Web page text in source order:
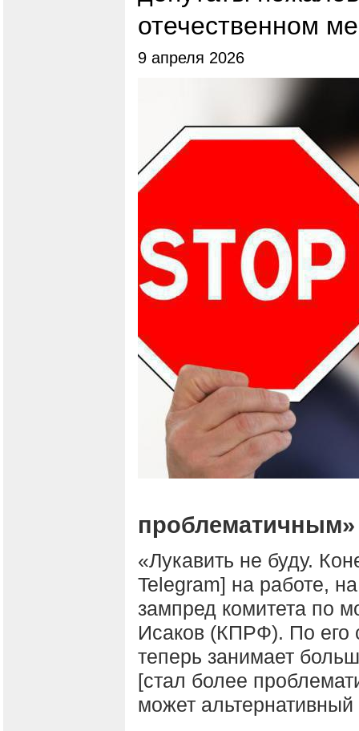
отечественном
9 апреля 2026
проблематичным»
«Лукавить не буду.
Telegram] на работе,
зампред комитета по
Исаков (КПРФ). По его
теперь занимает
[стал более
может альтернативный